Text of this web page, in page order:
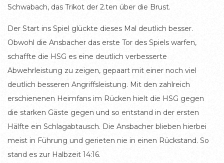
Schwabach, das Trikot der 2.ten über die Brust.
Der Start ins Spiel glückte dieses Mal deutlich besser.
Obwohl die Ansbacher das erste Tor des Spiels warfen,
schaffte die HSG es eine deutlich verbesserte
Abwehrleistung zu zeigen, gepaart mit einer noch viel
deutlich besseren Angriffsleistung. Mit den zahlreich
erschienenen Heimfans im Rücken hielt die HSG gegen
die starken Gäste gegen und so entstand in der ersten
Hälfte ein Schlagabtausch. Die Ansbacher blieben hierbei
meist in Führung und gerieten nie in einen Rückstand. So
stand es zur Halbzeit 14:16.